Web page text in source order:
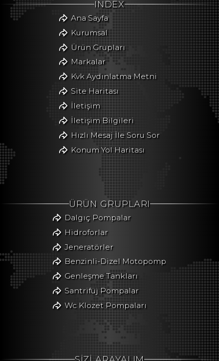
INDEX
Ana Sayfa
Kurumsal
Ürün Grupları
Markalar
Kvk Aydınlatma Metni
Site Haritası
İletişim
İletişim Bilgileri
Hızlı Mesaj İle Soru Sor
Konum Yol Haritası
ÜRÜN GRUPLARI
Dalgıç Pompalar
Hidroforlar
Jeneratörler
Benzinli-Dizel Motopomp
Genleşme Tankları
Santrifüj Pompalar
Wc Klozet Pompaları